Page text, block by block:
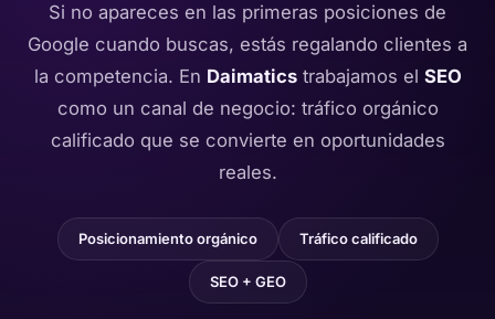
Si no apareces en las primeras posiciones de
Google cuando buscas, estás regalando clientes a
la competencia. En Daimaticstrabajamos el SEO
como un canal de negocio: tráfico orgánico
calificado que se convierte en oportunidades
reales.
Posicionamiento orgánico Tráfico calificado
SEO + GEO